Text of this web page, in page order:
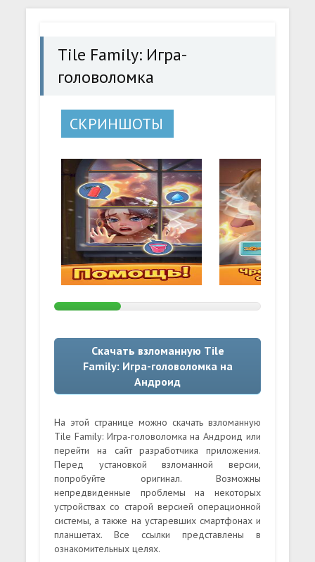
Tile Family: Игра-головоломка (Разблокировано все) на
Tile Family: Игра-
головоломка
СКРИНШОТЫ
Скачать взломанную Tile
Family: Игра-головоломка на
Андроид
На этой странице можно скачать взломанную
Tile Family: Игра-головоломка на Андроид или
перейти на сайт разработчика приложения.
Перед установкой взломанной версии,
попробуйте оригинал. Возможны
непредвиденные проблемы на некоторых
устройствах со старой версией операционной
системы, а также на устаревших смартфонах и
планшетах. Все ссылки представлены в
ознакомительных целях.